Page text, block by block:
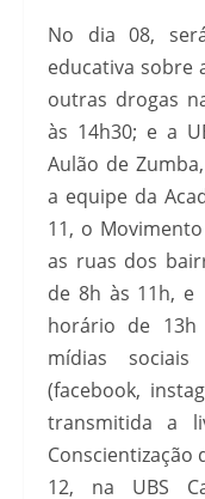
No dia 08,
educativa sobre
outras drogas
às 14h30; e a
Aulão de
a equipe da
11, o
as ruas dos
de 8h às 11h,
horário de
mídias
(facebook,
transmitida a
Conscientização
12, na UBS